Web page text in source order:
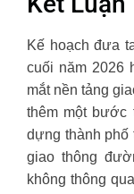
Kế hoạch đưa
cuối năm 2026
mắt nền tảng
thêm một bước
dựng thành phố
giao thông
không thông